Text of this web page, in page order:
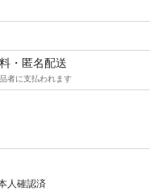
・匿名配送
者に支払われます
人確認済